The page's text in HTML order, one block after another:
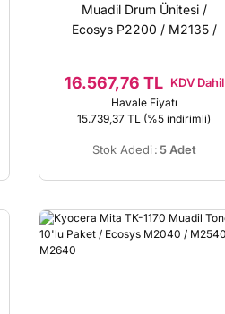
Muadil Drum Ünitesi /
Ecosys P2200 / M2135 /
16.567,76 TL KDV Dahil
Havale Fiyatı
15.739,37 TL (%5 indirimli)
Stok Adedi : 5 Adet